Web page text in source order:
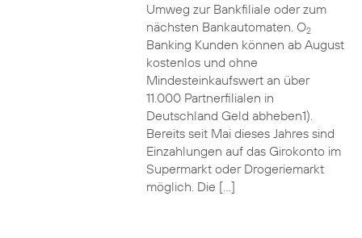
Umweg zur Bankfiliale oder zum
nächsten Bankautomaten. O2
Banking Kunden können ab August
kostenlos und ohne
Mindesteinkaufswert an über
11.000 Partnerfilialen in
Deutschland Geld abheben1).
Bereits seit Mai dieses Jahres sind
Einzahlungen auf das Girokonto im
Supermarkt oder Drogeriemarkt
möglich. Die […]